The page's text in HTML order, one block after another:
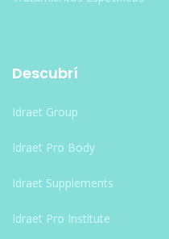
Descubrí
Idraet Group
Idraet Pro Body
Idraet Supplements
Idraet Pro Institute